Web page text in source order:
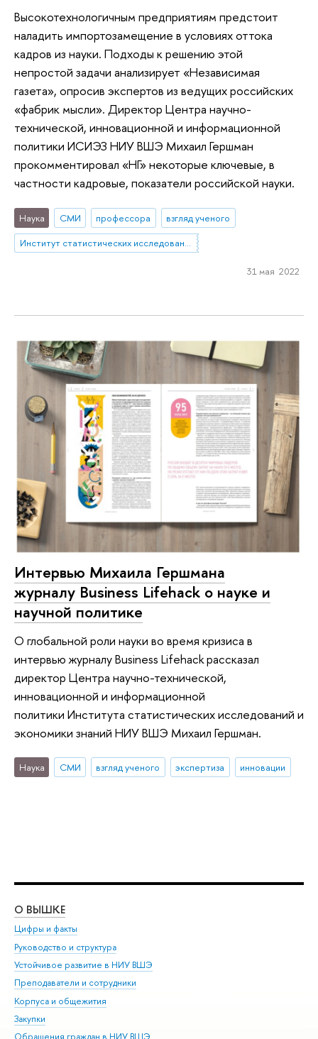
Высокотехнологичным предприятиям предстоит
наладить импортозамещение в условиях оттока
кадров из науки. Подходы к решению этой
непростой задачи анализирует «Независимая
газета», опросив экспертов из ведущих российских
«фабрик мысли». Директор Центра научно-
технической, инновационной и информационной
политики ИСИЭЗ НИУ ВШЭ Михаил Гершман
прокомментировал «НГ» некоторые ключевые, в
частности кадровые, показатели российской науки.
Наука СМИ профессора
взгляд ученого
Институт статистических исследований и экономики знаний
31 мая 2022
Интервью Михаила Гершмана
журналу Business Lifehack о науке и
научной политике
О глобальной роли науки во время кризиса в
интервью журналу Business Lifehack рассказал
директор Центра научно-технической,
инновационной и информационной
политики Института статистических исследований и
экономики знаний НИУ ВШЭ Михаил Гершман.
Наука СМИ взгляд ученого экспертиза инновации
О ВЫШКЕ
Цифры и факты
Руководство и структура
Устойчивое развитие в НИУ ВШЭ
Преподаватели и сотрудники
Корпуса и общежития
Закупки